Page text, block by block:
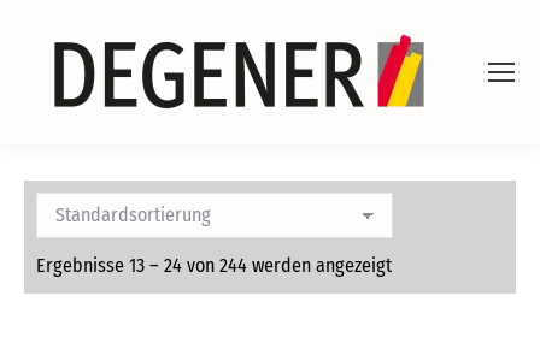
Ergebnisse 13 – 24 von 244 werden angezeigt